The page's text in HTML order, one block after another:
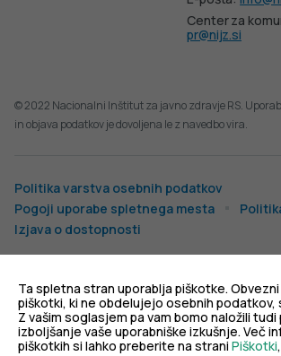
Center za
pr@nijz.si
Politika varstva osebnih podatkov
Pogoji uporabe spletnega mesta
Izjava o dostopnosti
© 2022 Nacionalni Inštitut za javno zdravje RS.
in objava podatkov je dovoljena le z navedbo vira.
Ta spletna stran uporablja piškotke.
piškotki, ki ne obdelujejo osebnih podatkov,
Z vašim soglasjem pa vam bomo naložili
izboljšanje vaše uporabniške izkušnje. Več
piškotkih si lahko preberite na strani Piškotki